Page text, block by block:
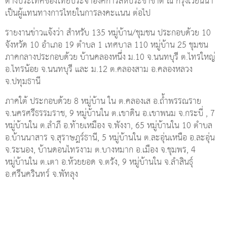
เป็นผู้แทนทางการไทยในการลงคะเเนน ต่อไป
รายงานข่าวแจ้งว่า สำหรับ 135 หมู่บ้าน/ชุมชน ประกอบด้วย 10
จังหวัด 10 อำเภอ 19 ตำบล 1 เทศบาล 110 หมู่บ้าน 25 ชุมชน
ภาคกลางประกอบด้วย บ้านคลองหนึ่ง ม.10 จ.นนทบุรี ต.ไทรใหญ่
อ.ไทรน้อย จ.นนทบุรี และ ม.12 ต.คลองสาม อ.คลองหลวง
จ.ปทุมธานี
ภาคใต้ ประกอบด้วย 8 หมู่บ้าน ใน ต.คลองเส อ.ถ้ำพรรณราย
จ.นครศรีธรรมราช, 9 หมู่บ้านใน ต.เขาดิน อ.เขาพนม จ.กระบี่ , 7
หมู่บ้านใน ต.ลำภี อ.ท้ายเหมือง จ.พังงา, 65 หมู่บ้านใน 10 ตำบล
อ.บ้านนาสาร จ.สุราษฎร์ธานี, 5 หมู่บ้านใน ต.ละอุ่นเหนือ อ.ละอุ่น
จ.ระนอง, บ้านดอนไทรงาม ต.บางหมาก อ.เมือง จ.ชุมพร, 4
หมู่บ้านใน ต.เตา อ.ห้วยยอด จ.ตรัง, 9 หมู่บ้านใน จ.ลำสินธุ์
อ.ศรีนครินทร์ จ.พัทลุง